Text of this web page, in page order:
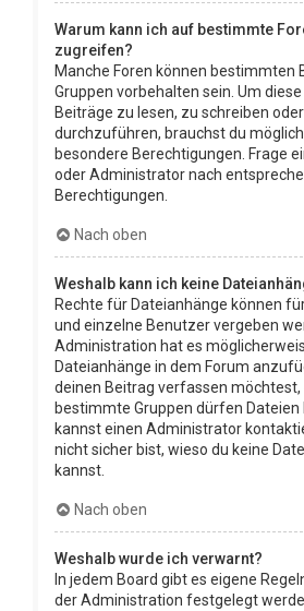
Warum kann ich auf bestimmte
zugreifen?
Manche Foren können bestimmten
Gruppen vorbehalten sein. Um
Beiträge zu lesen, zu schreiben
durchzuführen, brauchst du
besondere Berechtigungen. Frage
oder Administrator nach
Berechtigungen.
Nach oben
Weshalb kann ich keine
Rechte für Dateianhänge können
und einzelne Benutzer vergeben
Administration hat es
Dateianhänge in dem Forum
deinen Beitrag verfassen möchtest,
bestimmte Gruppen dürfen Dateien
kannst einen Administrator
nicht sicher bist, wieso du keine
kannst.
Nach oben
Weshalb wurde ich verwarnt?
In jedem Board gibt es eigene
der Administration festgelegt